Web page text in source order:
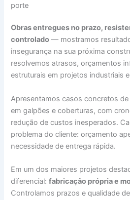
porte
Obras entregues no prazo,
controlado — mostramos
insegurança na sua próxima
resolvemos atrasos, orçamentos
estruturais em projetos industriais
Apresentamos casos concretos
em galpões e coberturas, com
redução de custos inesperados.
problema do cliente: orçamento
necessidade de entrega rápida.
Em um dos maiores projetos
diferencial:fabricação própria e
Controlamos prazos e qualidade